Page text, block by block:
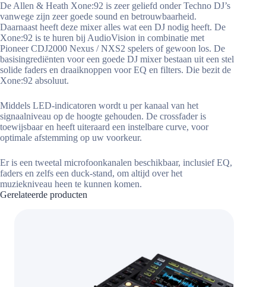
De Allen & Heath Xone:92 is zeer geliefd onder Techno DJ’s
vanwege zijn zeer goede sound en betrouwbaarheid.
Daarnaast heeft deze mixer alles wat een DJ nodig heeft. De
Xone:92 is te huren bij AudioVision in combinatie met
Pioneer CDJ2000 Nexus / NXS2 spelers of gewoon los. De
basisingrediënten voor een goede DJ mixer bestaan uit een stel
solide faders en draaiknoppen voor EQ en filters. Die bezit de
Xone:92 absoluut.
Middels LED-indicatoren wordt u per kanaal van het
signaalniveau op de hoogte gehouden. De crossfader is
toewijsbaar en heeft uiteraard een instelbare curve, voor
optimale afstemming op uw voorkeur.
Er is een tweetal microfoonkanalen beschikbaar, inclusief EQ,
faders en zelfs een duck-stand, om altijd over het
muziekniveau heen te kunnen komen.
Gerelateerde producten